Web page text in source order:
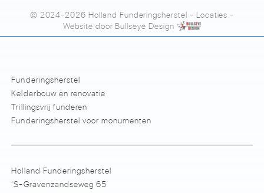
© 2024-2026 Holland Funderingsherstel - Locaties -
Website door Bullseye Design
Funderingsherstel
Kelderbouw en renovatie
Trillingsvrij funderen
Funderingsherstel voor monumenten
Holland Funderingsherstel
’S-Gravenzandseweg 65